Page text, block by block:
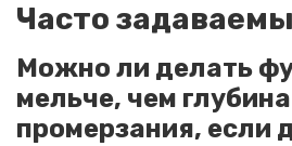
Часто
Можно ли делать
мельче, чем глубина
промерзания, если